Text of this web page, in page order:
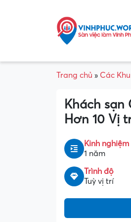
Trang chủ » Các
Khách sạn
Hơn 10 Vị
Kinh nghiệm
1 năm
Trình độ
Tuỳ vị trí